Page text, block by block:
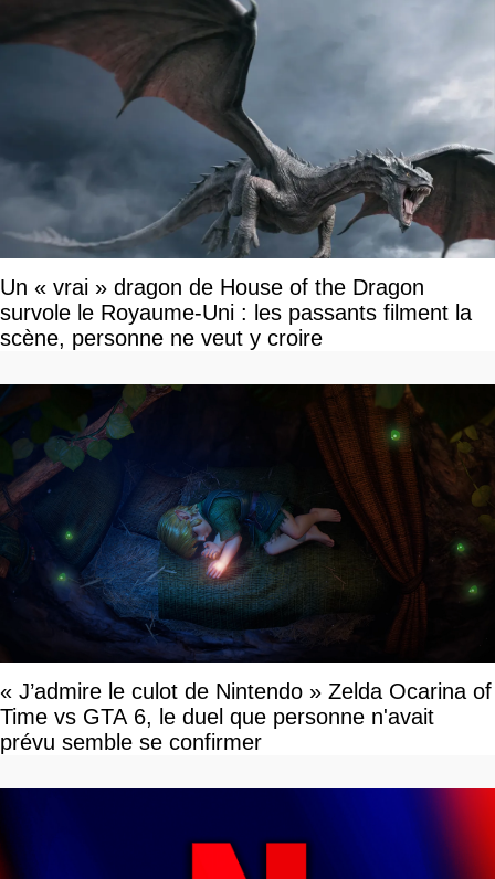
Un « vrai » dragon de House of the Dragon
survole le Royaume-Uni : les passants filment la
scène, personne ne veut y croire
« J’admire le culot de Nintendo » Zelda Ocarina of
Time vs GTA 6, le duel que personne n'avait
prévu semble se confirmer